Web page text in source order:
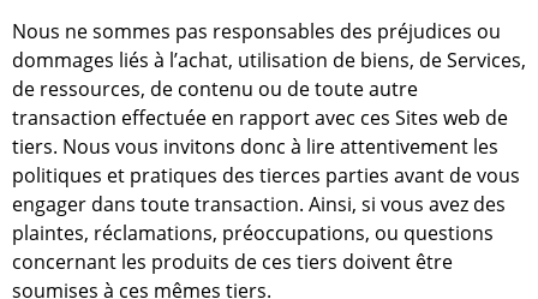
Nous ne sommes pas responsables des préjudices ou
dommages liés à l’achat, utilisation de biens, de Services,
de ressources, de contenu ou de toute autre
transaction effectuée en rapport avec ces Sites web de
tiers. Nous vous invitons donc à lire attentivement les
politiques et pratiques des tierces parties avant de vous
engager dans toute transaction. Ainsi, si vous avez des
plaintes, réclamations, préoccupations, ou questions
concernant les produits de ces tiers doivent être
soumises à ces mêmes tiers.